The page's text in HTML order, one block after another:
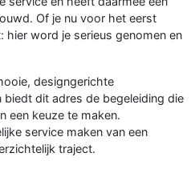
Of je nu voor het eerst
hier word je serieus genomen en
designgerichte
dit adres de begeleiding die
een keuze te maken.
service maken van een
traject.